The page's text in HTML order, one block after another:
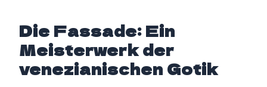
Die Fassade: Ein
Meisterwerk der
venezianischen Gotik